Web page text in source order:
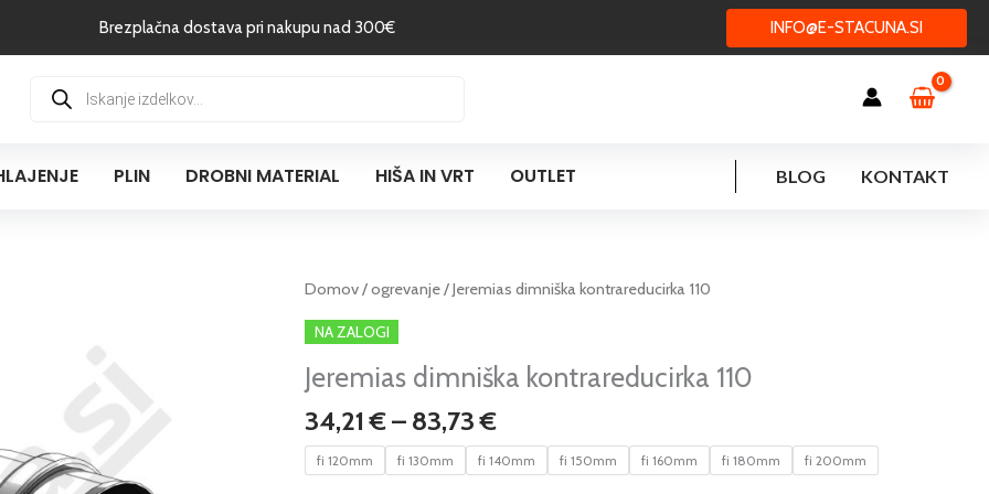
Brezplačna dostava pri nakupu nad 300€ INFO@E-STACUNA.SI
search
PLIN DROBNI MATERIAL HIŠA IN VRT OUTLET BLOG KONTAKT
Domov/ogrevanje/ Jeremias dimniška kontrareducirka 110
NA ZALOGI
Jeremias dimniška kontrareducirka 110
34,21€– 83,73€
Cenovni
34,21 €
83,73 €
fi 120mm fi 130mm fi 140mm fi 150mm fi 160mm fi 180mm fi 200mm
Jeremias
dimniška
kontrareducirka
110
količina